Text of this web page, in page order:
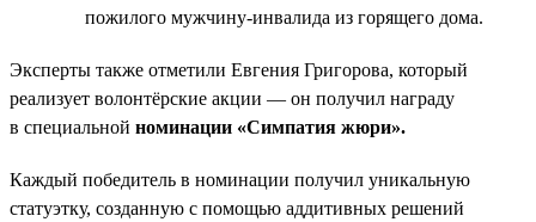
пожилого мужчину-инвалида из горящего дома.
Эксперты также отметили Евгения Григорова, который
реализует волонтёрские акции — он получил награду
в специальной номинации «Симпатия жюри».
Каждый победитель в номинации получил уникальную
статуэтку, созданную с помощью аддитивных решений